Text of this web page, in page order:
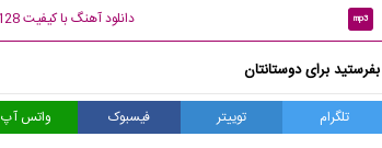
mp3 دانلود آهنگ با کیفیت 128
بفرستید برای دوستانتان
تلگرام توییتر فیسبوک واتس آپ